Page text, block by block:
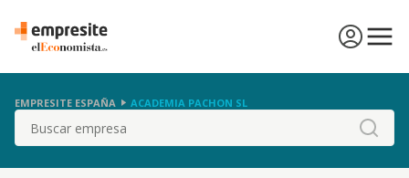
EMPRESITE ESPAÑA ACADEMIA PACHON SL
Buscar